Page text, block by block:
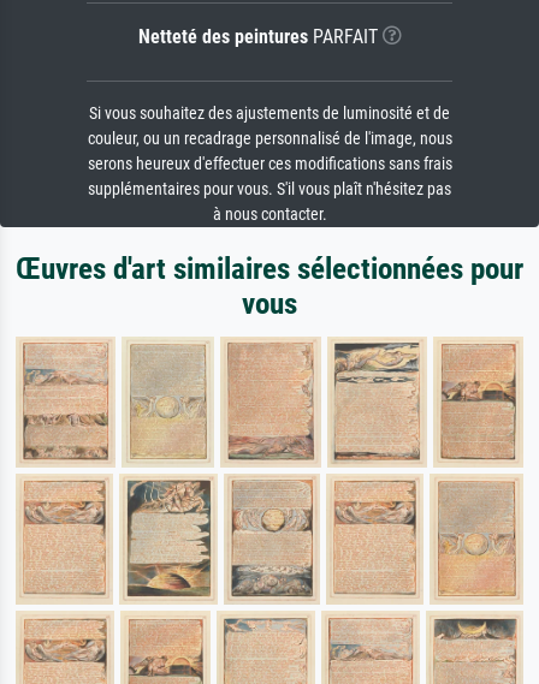
Netteté des peinturesPARFAIT
Si vous souhaitez des ajustements de luminosité et de
couleur, ou un recadrage personnalisé de l'image, nous
serons heureux d'effectuer ces modifications sans frais
supplémentaires pour vous. S'il vous plaît n'hésitez pas
à nous contacter.
Œuvres d'art similaires sélectionnées pour
vous